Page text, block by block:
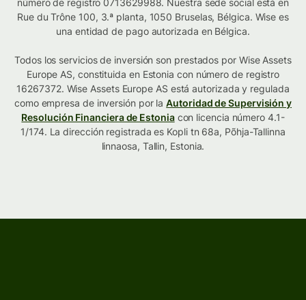
número de registro 0713629988. Nuestra sede social está en
Rue du Trône 100, 3.ª planta, 1050 Bruselas, Bélgica. Wise es
una entidad de pago autorizada en Bélgica.
Todos los servicios de inversión son prestados por Wise Assets
Europe AS, constituida en Estonia con número de registro
16267372. Wise Assets Europe AS está autorizada y regulada
como empresa de inversión por laAutoridad de Supervisión y
Resolución Financiera de Estoniacon licencia número 4.1-
1/174. La dirección registrada es Kopli tn 68a, Põhja-Tallinna
linnaosa, Tallin, Estonia.